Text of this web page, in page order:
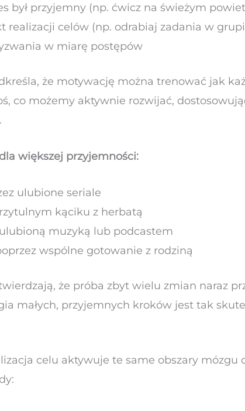
był przyjemny (np. ćwicz na świeżym
realizacji celów (np. odrabiaj zadania w
w miarę postępów
że motywację można trenować jak
co możemy aktywnie rozwijać,
większej przyjemności:
ulubione seriale
kąciku z herbatą
muzyką lub podcastem
wspólne gotowanie z rodziną
że próba zbyt wielu zmian naraz
małych, przyjemnych kroków jest tak
celu aktywuje te same obszary mózgu